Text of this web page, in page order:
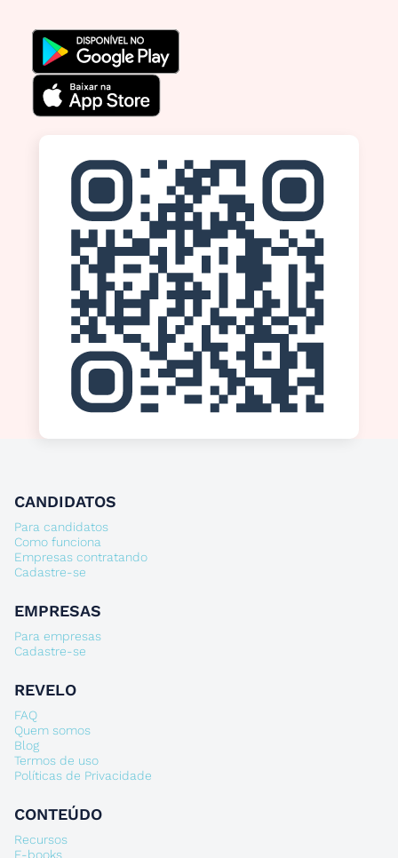
CANDIDATOS
Para candidatos
Como funciona
Empresas contratando
Cadastre-se
EMPRESAS
Para empresas
Cadastre-se
REVELO
FAQ
Quem somos
Blog
Termos de uso
Políticas de Privacidade
CONTEÚDO
Recursos
E-books